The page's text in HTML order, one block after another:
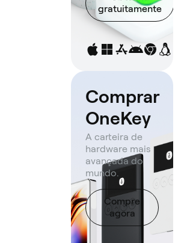
gratuitamente
Comprar
OneKey
A carteira de
hardware mais
avançada do
mundo.
Compre
agora